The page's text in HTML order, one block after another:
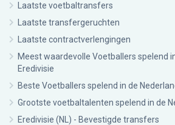
Laatste voetbaltransfers
Laatste transfergeruchten
Laatste contractverlengingen
Meest waardevolle Voetballers spelend
Eredivisie
Beste Voetballers spelend in de
Grootste voetbaltalenten spelend in de
Eredivisie (NL) - Bevestigde transfers